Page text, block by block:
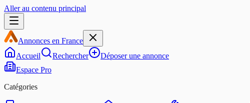
Aller au contenu principal
Annonces en France
Accueil
Rechercher
Déposer une annonce
Espace Pro
Catégories